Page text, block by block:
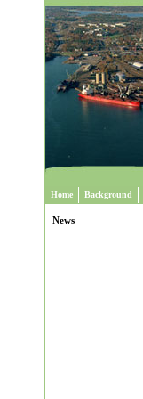
Home Background
News